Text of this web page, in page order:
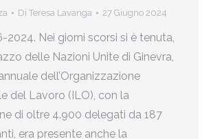
Di Teresa Lavanga 27 Giugno 2024
2024. Nei giorni scorsi si è tenuta,
delle Nazioni Unite di Ginevra,
dell’Organizzazione
del Lavoro (ILO), con la
di oltre 4.900 delegati da 187
era presente anche la